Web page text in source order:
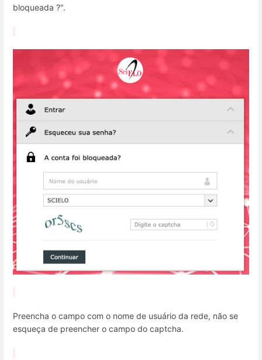
bloqueada ?".
Preencha o campo com o nome de usuário da rede, não se
esqueça de preencher o campo do captcha.